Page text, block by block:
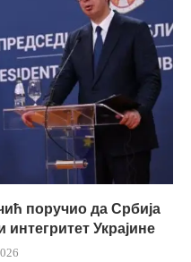
поручио да Србија
Украјине